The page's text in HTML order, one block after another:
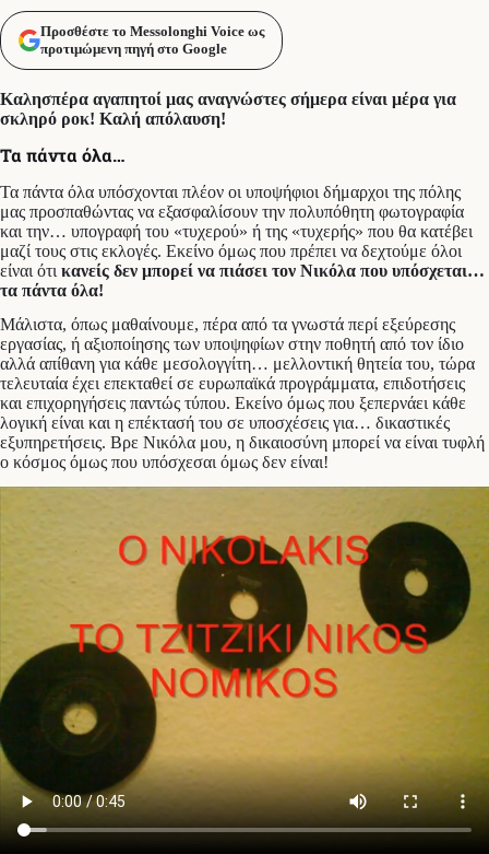
Προσθέστε το Messolonghi Voice ως
προτιμώμενη πηγή στο Google
Καλησπέρα αγαπητοί μας αναγνώστες σήμερα είναι μέρα για
σκληρό ροκ! Καλή απόλαυση!
Τα πάντα όλα…
Τα πάντα όλα υπόσχονται πλέον οι υποψήφιοι δήμαρχοι της πόλης
μας προσπαθώντας να εξασφαλίσουν την πολυπόθητη φωτογραφία
και την… υπογραφή του «τυχερού» ή της «τυχερής» που θα κατέβει
μαζί τους στις εκλογές. Εκείνο όμως που πρέπει να δεχτούμε όλοι
είναι ότι κανείς δεν μπορεί να πιάσει τον Νικόλα που υπόσχεται…
τα πάντα όλα!
Μάλιστα, όπως μαθαίνουμε, πέρα από τα γνωστά περί εξεύρεσης
εργασίας, ή αξιοποίησης των υποψηφίων στην ποθητή από τον ίδιο
αλλά απίθανη για κάθε μεσολογγίτη… μελλοντική θητεία του, τώρα
τελευταία έχει επεκταθεί σε ευρωπαϊκά προγράμματα, επιδοτήσεις
και επιχορηγήσεις παντώς τύπου. Εκείνο όμως που ξεπερνάει κάθε
λογική είναι και η επέκτασή του σε υποσχέσεις για… δικαστικές
εξυπηρετήσεις. Βρε Νικόλα μου, η δικαιοσύνη μπορεί να είναι τυφλή
ο κόσμος όμως που υπόσχεσαι όμως δεν είναι!